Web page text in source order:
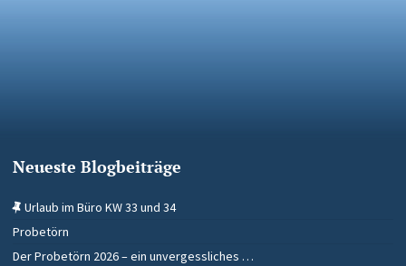
Neueste Blogbeiträge
Urlaub im Büro KW 33 und 34
Probetörn
Der Probetörn 2026 – ein unvergessliches …